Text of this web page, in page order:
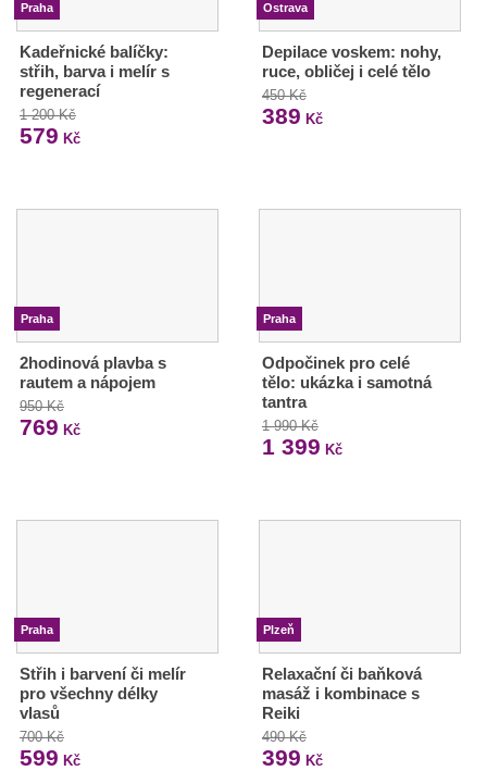
Praha
Kadeřnické balíčky:
střih, barva i melír s
regenerací
1 200 Kč
579 Kč
Ostrava
Depilace voskem: nohy,
ruce, obličej i celé tělo
450 Kč
389 Kč
Praha
2hodinová plavba s
rautem a nápojem
950 Kč
769 Kč
Praha
Odpočinek pro celé
tělo: ukázka i samotná
tantra
1 990 Kč
1 399 Kč
Praha
Střih i barvení či melír
pro všechny délky
vlasů
700 Kč
599 Kč
Plzeň
Relaxační či baňková
masáž i kombinace s
Reiki
490 Kč
399 Kč